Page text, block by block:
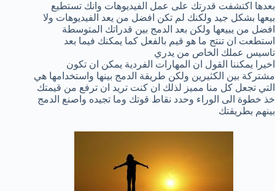
بعدها اكتشفت قدرتك على عمل الفيديوهات وانك تستطيع
بيعها بشكل جيد ولكنك لم تكن افضل من يعد الفيديوهات ولا
افضل من يبيعها ولكن بعد الدمج بين قدراتك المتوسطة
استطعت ان تنتج ما هو قيم بالفعل كما يمكنك فيما بعد
تاسيس عملك الخاص من يدري
اخيرا يمكننا القول ان المهارات الفردية يمكن ان تكون
مشتركة بين الكثيرين ولكن طريقة الدمج بينها واستخدامها هي
التي تجعل كل منا مميز لذلك ان كنت تريد ان ترفع من قيمتك
خذ خطوة الى الوراء وحدد نقاط قوتك وما تجيده واصنع الدمج
بينهم بطريقتك